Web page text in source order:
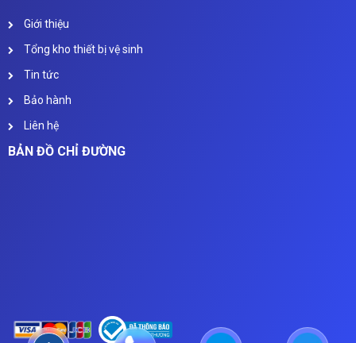
Giới thiệu
Tổng kho thiết bị vệ sinh
Tin tức
Bảo hành
Liên hệ
BẢN ĐỒ CHỈ ĐƯỜNG